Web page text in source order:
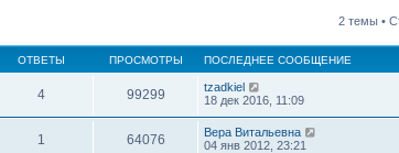
2 темы •
ОТВЕТЫ ПРОСМОТРЫ ПОСЛЕДНЕЕ СООБЩЕНИЕ
4 99299
tzadkiel
18 дек 2016, 11:09
1 64076
Вера Витальевна
04 янв 2012, 23:21